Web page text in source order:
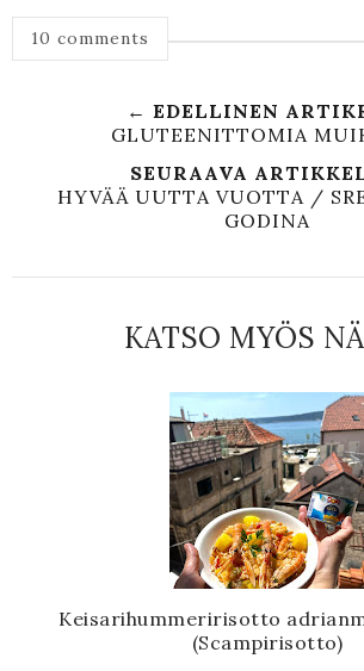
10 comments
← EDELLINEN
GLUTEENITTOMIA
SEURAAVA
HYVÄÄ UUTTA VUOTTA /
GODINA
KATSO MYÖS
Keisarihummeririsotto
(Scampirisotto)